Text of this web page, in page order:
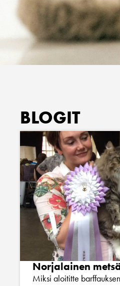
BLOGIT
Norjalainen
Miksi aloititte